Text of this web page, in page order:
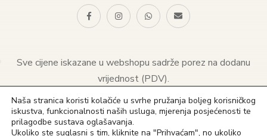
Sve cijene iskazane u webshopu sadrže porez na dodanu
vrijednost (PDV).
© 2021 Naklada sv. Antuna. Sva prava pridržana
(+385) 1 4828 823
Naša stranica koristi kolačiće u svrhe pružanja boljeg korisničkog
iskustva, funkcionalnosti naših usluga, mjerenja posjećenosti te
prilagodbe sustava oglašavanja.
Ukoliko ste suglasni s tim, kliknite na "Prihvaćam", no ukoliko